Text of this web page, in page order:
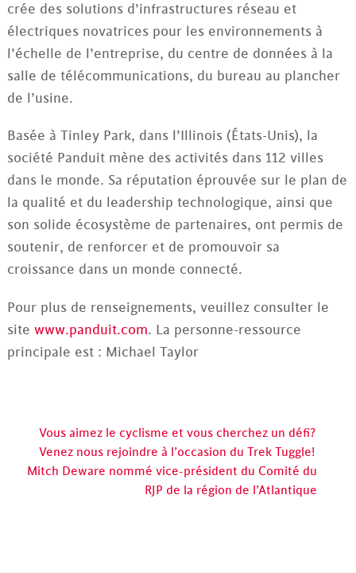
crée des solutions d’infrastructures réseau et
électriques novatrices pour les environnements à
l’échelle de l’entreprise, du centre de données à la
salle de télécommunications, du bureau au plancher
de l’usine.
Basée à Tinley Park, dans l’Illinois (États-Unis), la
société Panduit mène des activités dans 112 villes
dans le monde. Sa réputation éprouvée sur le plan de
la qualité et du leadership technologique, ainsi que
son solide écosystème de partenaires, ont permis de
soutenir, de renforcer et de promouvoir sa
croissance dans un monde connecté.
Pour plus de renseignements, veuillez consulter le
site www.panduit.com. La personne-ressource
principale est : Michael Taylor
Vous aimez le cyclisme et vous cherchez un défi?
Venez nous rejoindre à l’occasion du Trek Tuggle!
Mitch Deware nommé vice-président du Comité du
RJP de la région de l’Atlantique